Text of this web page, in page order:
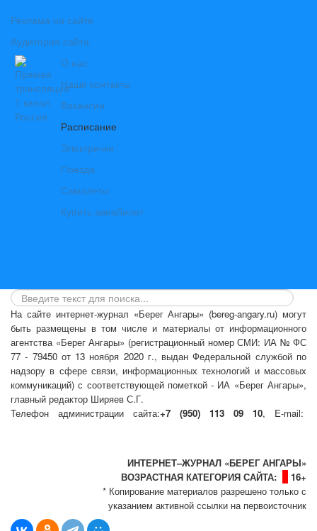
Реклама на сайте
Аудитория сайта
О нас
Наши контакты
Вакансии
Расписание
Электрички
Поезда
Самолеты
Купить авиабилет
На сайте интернет-журнал «Берег Ангары» (bereg-angary.ru) могут
быть размещены в том числе и материалы от информационного
агентства «Берег Ангары» (регистрационный номер СМИ: ИА № ФС
77 - 79450 от 13 ноября 2020 г., выдан Федеральной службой по
надзору в сфере связи, информационных технологий и массовых
коммуникаций) с соответствующей пометкой - ИА «Берег Ангары»,
главный редактор Ширяев С.Г.
Телефон администрации сайта:+7 (950) 113 09 10, E-mail:
ИНТЕРНЕТ–ЖУРНАЛ «БЕРЕГ АНГАРЫ»
ВОЗРАСТНАЯ КАТЕГОРИЯ САЙТА:
16+
* Копирование материалов разрешено только с
указанием активной ссылки на первоисточник